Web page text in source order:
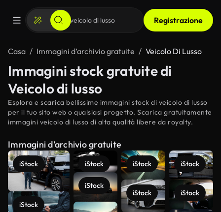
Registrazione
Casa Immagini d’archivio gratuite Veicolo Di Lusso
Immagini stock gratuite di
Veicolo di lusso
Esplora e scarica bellissime immagini stock di veicolo di lusso
per il tuo sito web o qualsiasi progetto. Scarica gratuitamente
immagini veicolo di lusso di alta qualità libere da royalty.
Immagini d’archivio gratuite
iStock
iStock
iStock
iStock
iStock
iStock
iStock
iStock